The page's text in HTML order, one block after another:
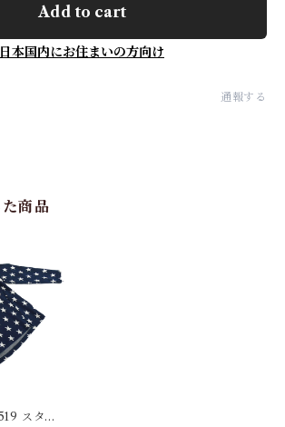
Add to cart
日本国内にお住まいの方向け
通報する
商品
スター